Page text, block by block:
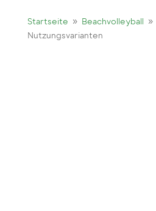
Startseite 9 Beachvolleyball 9
Nutzungsvarianten